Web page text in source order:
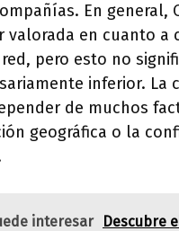
En general,
valorada en cuanto a
pero esto no
inferior. La
de muchos
geográfica o la
interesar
Descubre